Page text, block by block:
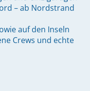
– ab Nordstrand
auf den Inseln
Crews und echte